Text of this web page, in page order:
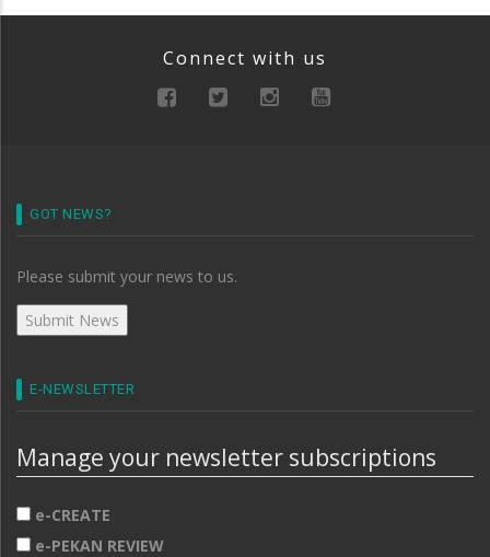
Connect with us
GOT NEWS?
Please submit your news to us.
E-NEWSLETTER
Manage your newsletter subscriptions
e-CREATE
e-PEKAN REVIEW